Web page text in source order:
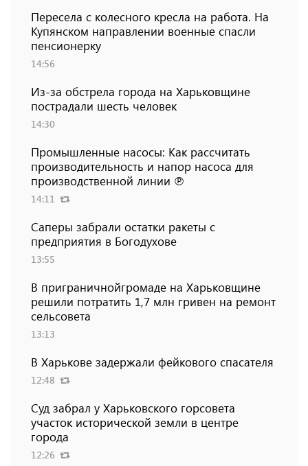
Пересела с колесного кресла на работа. На
Купянском направлении военные спасли
пенсионерку
14:56
Из-за обстрела города на Харьковщине
пострадали шесть человек
14:30
Промышленные насосы: Как рассчитать
производительность и напор насоса для
производственной линии ℗
14:11
Саперы забрали остатки ракеты с
предприятия в Богодухове
13:55
В приграничнойгромаде на Харьковщине
решили потратить 1,7 млн ​​гривен на ремонт
сельсовета
13:13
В Харькове задержали фейкового спасателя
12:48
Суд забрал у Харьковского горсовета
участок исторической земли в центре
города
12:26